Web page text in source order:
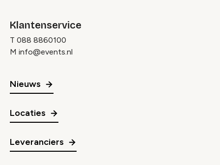
Klantenservice
T 088 8860100
M info@events.nl
Nieuws
Locaties
Leveranciers